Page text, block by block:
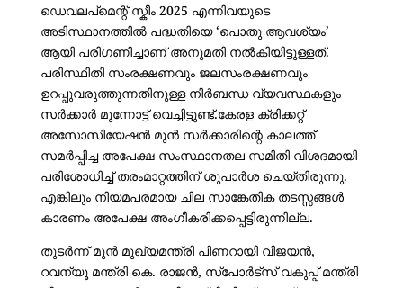
ഡെവലപ്മെന്റ് സ്കീം 2025 എന്നിവയുടെ
അടിസ്ഥാനത്തിൽ പദ്ധതിയെ ‘പൊതു ആവശ്യം’
ആയി പരിഗണിച്ചാണ് അനുമതി നൽകിയിട്ടുള്ളത്.
പരിസ്ഥിതി സംരക്ഷണവും ജലസംരക്ഷണവും
ഉറപ്പുവരുത്തുന്നതിനുള്ള നിർബന്ധ വ്യവസ്ഥകളും
സർക്കാർ മുന്നോട്ട് വെച്ചിട്ടുണ്ട്.കേരള ക്രിക്കറ്റ്
അസോസിയേഷൻ മുൻ സർക്കാരിന്റെ കാലത്ത്
സമർപ്പിച്ച അപേക്ഷ സംസ്ഥാനതല സമിതി വിശദമായി
പരിശോധിച്ച് തരംമാറ്റത്തിന് ശുപാർശ ചെയ്തിരുന്നു.
എങ്കിലും നിയമപരമായ ചില സാങ്കേതിക തടസ്സങ്ങൾ
കാരണം അപേക്ഷ അംഗീകരിക്കപ്പെട്ടിരുന്നില്ല.
തുടർന്ന് മുൻ മുഖ്യമന്ത്രി പിണറായി വിജയൻ,
റവന്യൂ മന്ത്രി കെ. രാജൻ, സ്പോർട്സ് വകുപ്പ് മന്ത്രി